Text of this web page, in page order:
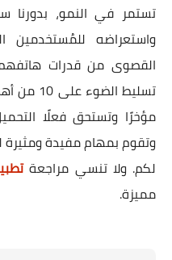
تستمر في النمو، بدورنا
واستعراضه للمُستخدمين
القصوى من قدرات
تسليط
مؤخرًا وتستحق فعلًا
وتقوم بمهام مفيدة ومثيرة
لكم. ولا تنسي مراجعة
مميزة.